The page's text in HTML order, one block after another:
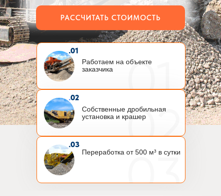
Работаем на объекте
заказчика
Собственные дробильная
установка и крашер
Переработка от 500 м³ в сутки
.01
.02
.03
РАССЧИТАТЬ СТОИМОСТЬ